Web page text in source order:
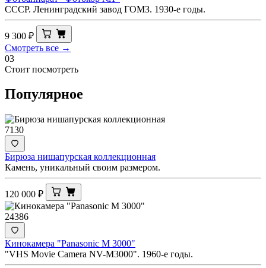
СССР. Ленинградский завод ГОМЗ. 1930-е годы.
9 300 ₽
Смотреть все →
03
Стоит посмотреть
Популярное
7130
Бирюза нишапурская коллекционная
Камень, уникальный своим размером.
120 000 ₽
24386
Кинокамера "Panasonic M 3000"
"VHS Movie Camera NV-M3000". 1960-е годы.